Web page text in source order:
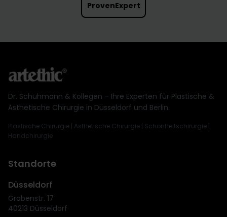
ProvenExpert
Dr. Schuhmann & Kollegen – Ihre Experten für Plastische &
Ästhetische Chirurgie in Düsseldorf und Berlin.
Plastische Chirurgie | Ästhetische Chirurgie | Schönheitschirurgie |
Handchirurgie
Standorte
Düsseldorf
Grabenstr. 17
40213 Düsseldorf